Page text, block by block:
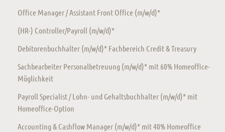
Office Manager / Assistant Front Office (m/w/d)*
(HR-) Controller/Payroll (m/w/d)*
Debitorenbuchhalter (m/w/d)* Fachbereich Credit & Treasury
Sachbearbeiter Personalbetreuung (m/w/d)* mit 60% Homeoffice-
Möglichkeit
Payroll Specialist / Lohn- und Gehaltsbuchhalter (m/w/d)* mit
Homeoffice-Option
Accounting & Cashflow Manager (m/w/d)* mit 40% Homeoffice